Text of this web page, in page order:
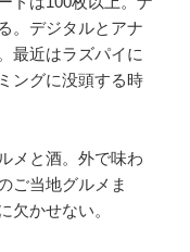
。デジタルとアナ
最近はラズパイに
ングに没頭する時
メと酒。外で味わ
ご当地グルメま
欠かせない。